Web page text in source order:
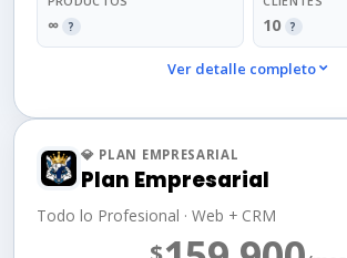
∞ ? 10 ?
Ver detalle completo
💎 PLAN EMPRESARIAL
Plan Empresarial
Todo lo Profesional · Web + CRM